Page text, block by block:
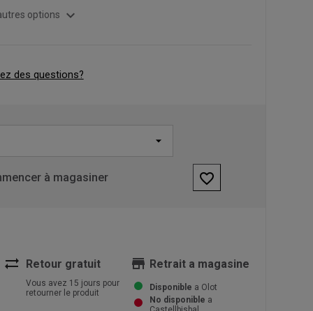
options expand_more
des questions?
à magasiner favorite_border
sync_alt Retour gratuit
Vous avez 15 jours pour
retourner le produit
store Retrait a magasine
Disponible a Olot
No disponible a